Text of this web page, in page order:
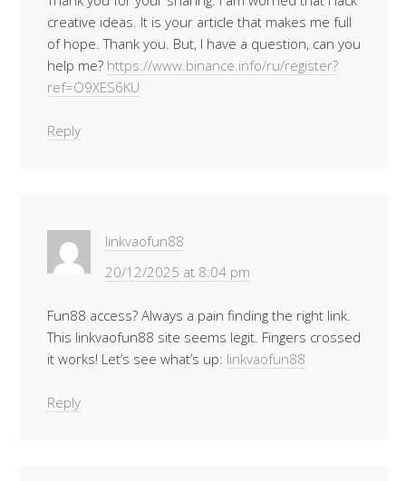
creative ideas. It is your article that makes me full
of hope. Thank you. But, I have a question, can you
help me? https://www.binance.info/ru/register?
ref=O9XES6KU
Reply
linkvaofun88
20/12/2025 at 8:04 pm
Fun88 access? Always a pain finding the right link.
This linkvaofun88 site seems legit. Fingers crossed
it works! Let’s see what’s up: linkvaofun88
Reply